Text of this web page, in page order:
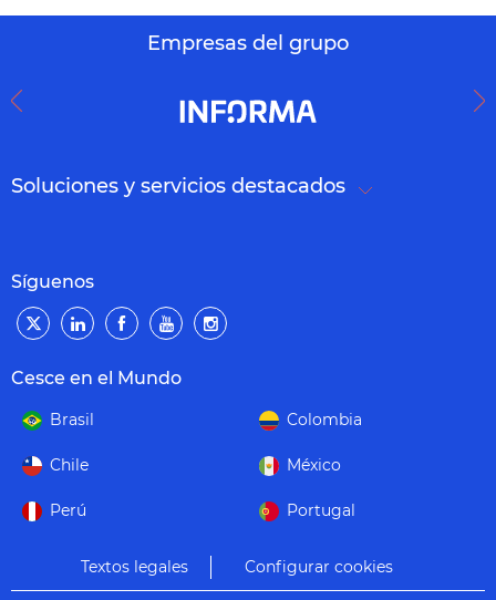
Empresas del grupo
Soluciones y servicios destacados
Síguenos
Cesce en el Mundo
Brasil Colombia
Chile México
Perú Portugal
Textos legales Configurar cookies